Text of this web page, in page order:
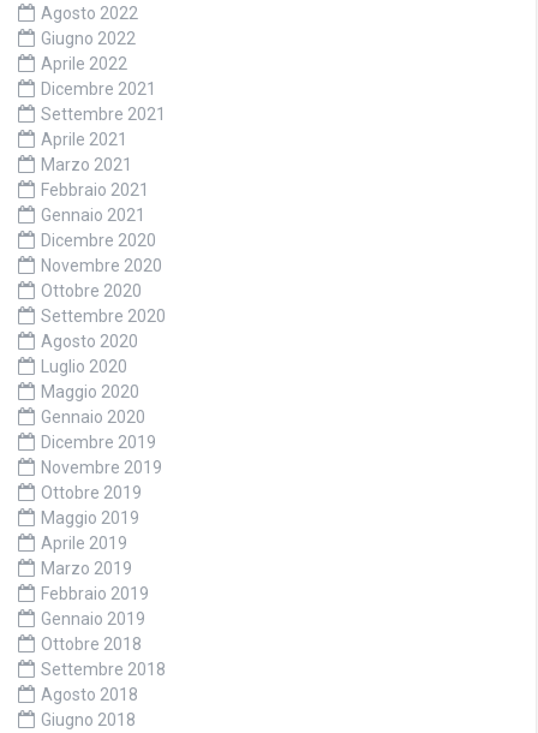
Agosto 2022
Giugno 2022
Aprile 2022
Dicembre 2021
Settembre 2021
Aprile 2021
Marzo 2021
Febbraio 2021
Gennaio 2021
Dicembre 2020
Novembre 2020
Ottobre 2020
Settembre 2020
Agosto 2020
Luglio 2020
Maggio 2020
Gennaio 2020
Dicembre 2019
Novembre 2019
Ottobre 2019
Maggio 2019
Aprile 2019
Marzo 2019
Febbraio 2019
Gennaio 2019
Ottobre 2018
Settembre 2018
Agosto 2018
Giugno 2018